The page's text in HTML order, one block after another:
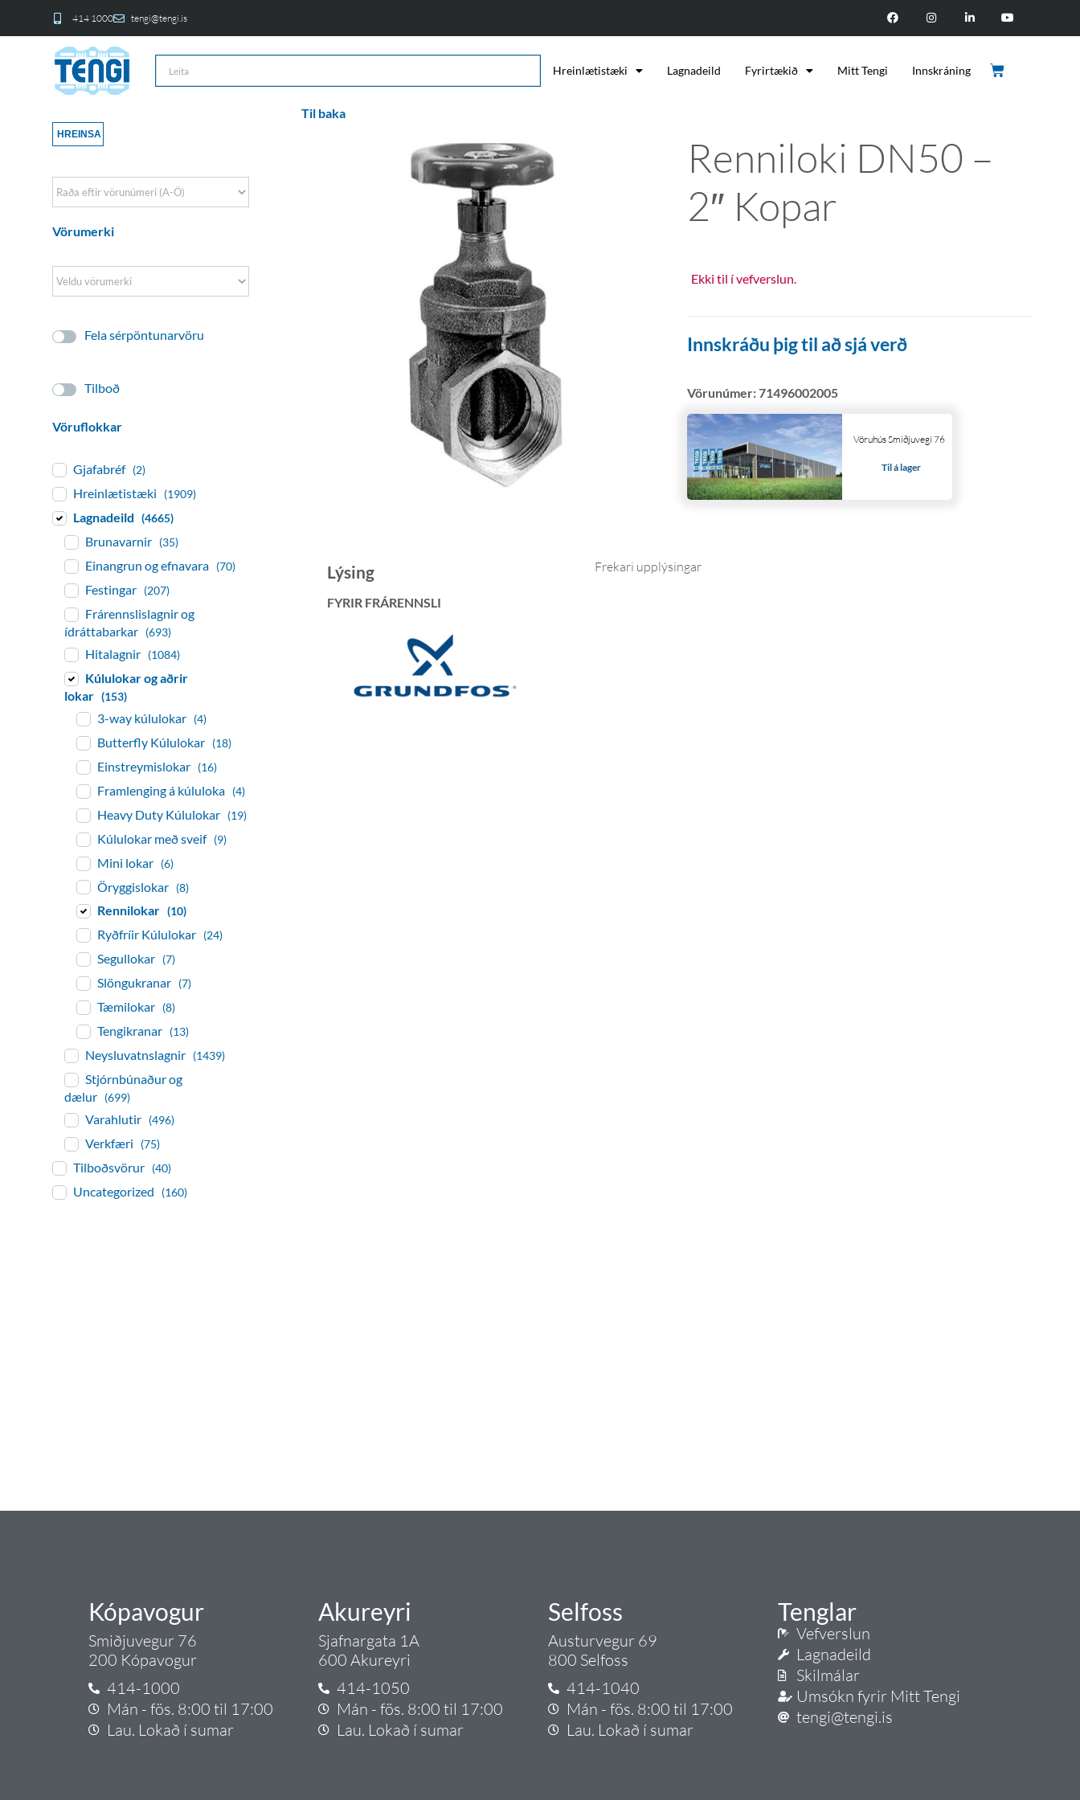
414 1000 tengi@tengi.is
Hreinlætistæki Lagnadeild Fyrirtækið Mitt Tengi Innskráning
Til baka
Renniloki DN50 –
2″ Kopar
Ekki til í vefverslun.
Innskráðu þig til að sjá verð
Vörunúmer:71496002005
Vöruhús Smiðjuvegi 76
Til á lager
Lýsing
FYRIR FRÁRENNSLI
Frekari upplýsingar
HREINSA
Sort Products
Vörumerki
Fela sérpöntunarvöru
Tilboð
Vöruflokkar
Gjafabréf (2)
Hreinlætistæki (1909)
Lagnadeild (4665)
Brunavarnir (35)
Einangrun og efnavara (70)
Festingar (207)
Frárennslislagnir og
ídráttabarkar (693)
Hitalagnir (1084)
Kúlulokar og aðrir
lokar (153)
3-way kúlulokar (4)
Butterfly Kúlulokar (18)
Einstreymislokar (16)
Framlenging á kúluloka (4)
Heavy Duty Kúlulokar (19)
Kúlulokar með sveif (9)
Mini lokar (6)
Öryggislokar (8)
Rennilokar (10)
Ryðfríir Kúlulokar (24)
Segullokar (7)
Slöngukranar (7)
Tæmilokar (8)
Tengikranar (13)
Neysluvatnslagnir (1439)
Stjórnbúnaður og
dælur (699)
Varahlutir (496)
Verkfæri (75)
Tilboðsvörur (40)
Uncategorized (160)
Kópavogur
Smiðjuvegur 76
200 Kópavogur
414-1000
Mán - fös. 8:00 til 17:00
Lau. Lokað í sumar
Akureyri
Sjafnargata 1A
600 Akureyri
414-1050
Mán - fös. 8:00 til 17:00
Lau. Lokað í sumar
Selfoss
Austurvegur 69
800 Selfoss
414-1040
Mán - fös. 8:00 til 17:00
Lau. Lokað í sumar
Tenglar
Vefverslun
Lagnadeild
Skilmálar
Umsókn fyrir Mitt Tengi
tengi@tengi.is